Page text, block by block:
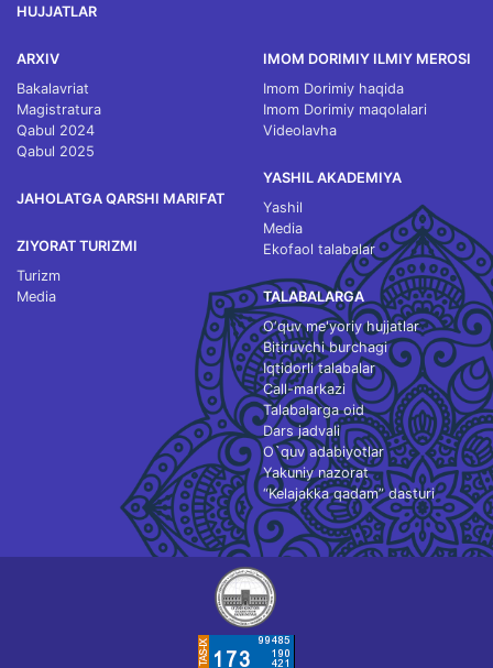
HUJJATLAR
ARXIV
Bakalavriat
Magistratura
Qabul 2024
Qabul 2025
JAHOLATGA QARSHI MARIFAT
ZIYORAT TURIZMI
Turizm
Media
IMOM DORIMIY ILMIY MEROSI
Imom Dorimiy haqida
Imom Dorimiy maqolalari
Videolavha
YASHIL AKADEMIYA
Yashil
Media
Ekofaol talabalar
TALABALARGA
O‘quv me'yoriy hujjatlar
Bitiruvchi burchagi
Iqtidorli talabalar
Call-markazi
Talabalarga oid
Dars jadvali
O`quv adabiyotlar
Yakuniy nazorat
“Kelajakka qadam” dasturi